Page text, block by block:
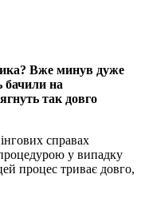
Вже минув дуже
бачили на
так довго
справах
у випадку
процес триває довго,